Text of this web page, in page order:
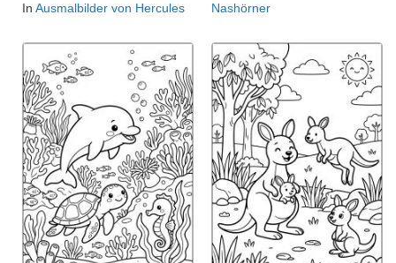
In Ausmalbilder von Hercules
Nashörner